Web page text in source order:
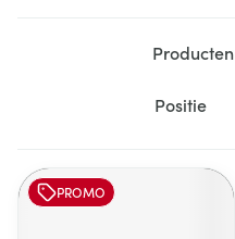
Producten
Sorteer op:
PROMO